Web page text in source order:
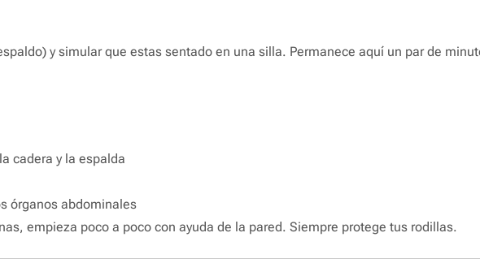
y simular que estas sentado en una silla. Permanece aquí un par de
cadera y la espalda
órganos abdominales
empieza poco a poco con ayuda de la pared. Siempre protege tus rodillas.